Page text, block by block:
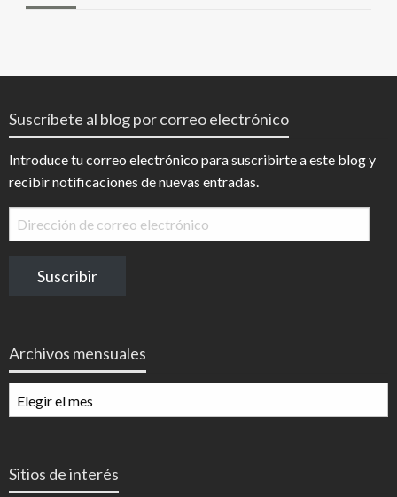
Suscríbete al blog por correo electrónico
Introduce tu correo electrónico para suscribirte a este blog y
recibir notificaciones de nuevas entradas.
Dirección
de
electrónico
Suscribir
Archivos mensuales
mensuales
Sitios de interés